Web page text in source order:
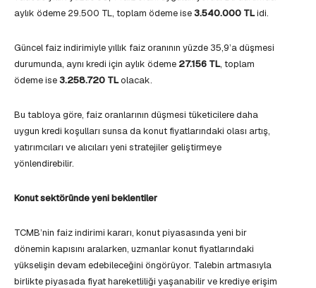
aylık ödeme 29.500 TL, toplam ödeme ise3.540.000 TLidi.
Güncel faiz indirimiyle yıllık faiz oranının yüzde 35,9’a düşmesi
durumunda, aynı kredi için aylık ödeme 27.156 TL, toplam
ödeme ise3.258.720 TLolacak.
Bu tabloya göre, faiz oranlarının düşmesi tüketicilere daha
uygun kredi koşulları sunsa da konut fiyatlarındaki olası artış,
yatırımcıları ve alıcıları yeni stratejiler geliştirmeye
yönlendirebilir.
Konut sektöründe yeni beklentiler
TCMB’nin faiz indirimi kararı, konut piyasasında yeni bir
dönemin kapısını aralarken, uzmanlar konut fiyatlarındaki
yükselişin devam edebileceğini öngörüyor. Talebin artmasıyla
birlikte piyasada fiyat hareketliliği yaşanabilir ve krediye erişim